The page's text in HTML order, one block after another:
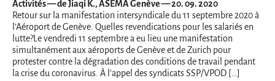
Activités— de Jiaqi K., ASEMA Genève — 20. 09. 2020
Retour sur la manifestation intersyndicale du 11 septembre 2020 à
l’Aéroport de Genève. Quelles revendications pour les salariés en
lutte?Le vendredi 11 septembre a eu lieu une manifestation
simultanément aux aéroports de Genève et de Zurich pour
protester contre la dégradation des conditions de travail pendant
la crise du coronavirus. À l’appel des syndicats SSP/VPOD […]